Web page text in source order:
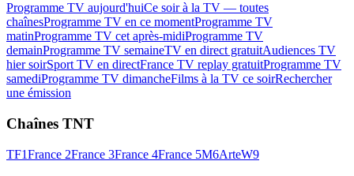
Programme TV aujourd'huiCe soir à la TV — toutes
chaînesProgramme TV en ce momentProgramme TV
matinProgramme TV cet après-midiProgramme TV
demainProgramme TV semaineTV en direct gratuitAudiences TV
hier soirSport TV en directFrance TV replay gratuitProgramme TV
samediProgramme TV dimancheFilms à la TV ce soirRechercher
une émission
Chaînes TNT
TF1France 2France 3France 4France 5M6ArteW9